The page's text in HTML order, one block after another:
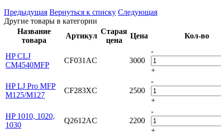
Предыдущая Вернуться к списку Следующая
Другие товары в категории
Название
товара
Артикул
Старая
цена
Цена Кол-во
HP CLJ
CM4540MFP
CF031AC 3000
-
+
HP LJ Pro MFP
M125/M127
CF283XC 2500
-
+
HP 1010, 1020,
1030
Q2612AC 2200
-
+